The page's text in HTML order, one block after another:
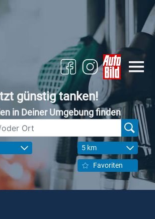
günstig tanken!
in Deiner Umgebung finden
5 km
Favoriten